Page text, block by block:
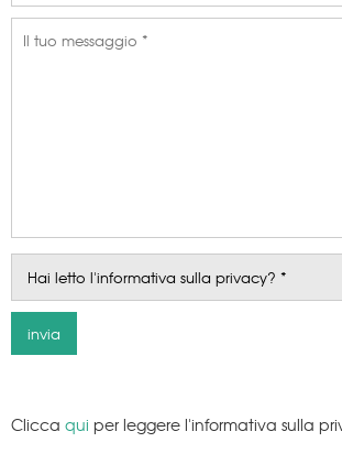
Clicca qui per leggere l'informativa sulla